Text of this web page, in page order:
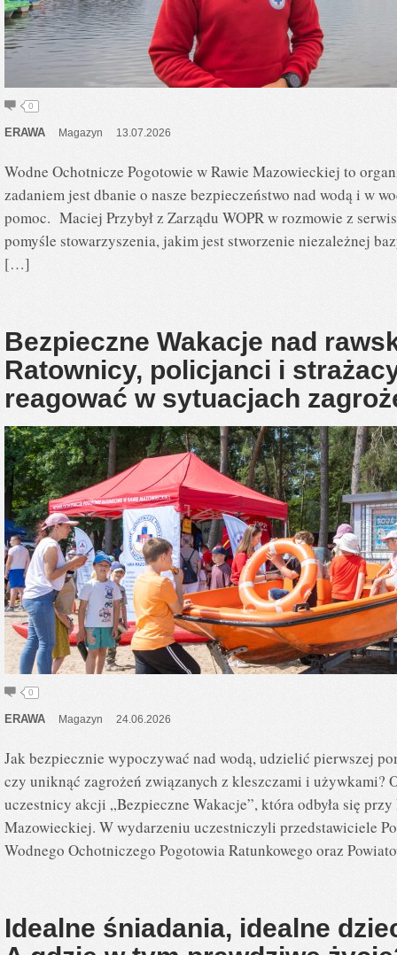
0
ERAWA Magazyn 13.07.2026
Wodne Ochotnicze Pogotowie w Rawie Mazowieckiej to
zadaniem jest dbanie o nasze bezpieczeństwo nad wodą i w
pomoc. Maciej Przybył z Zarządu WOPR w rozmowie z
pomyśle stowarzyszenia, jakim jest stworzenie niezależnej
[…]
Bezpieczne Wakacje nad
Ratownicy, policjanci i
reagować w sytuacjach
0
ERAWA Magazyn 24.06.2026
Jak bezpiecznie wypoczywać nad wodą, udzielić pierwszej
czy uniknąć zagrożeń związanych z kleszczami i używkami?
uczestnicy akcji „Bezpieczne Wakacje”, która odbyła się
Mazowieckiej. W wydarzeniu uczestniczyli przedstawiciele
Wodnego Ochotniczego Pogotowia Ratunkowego oraz
Idealne śniadania, idealne